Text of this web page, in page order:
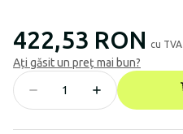
422,53 RON cu TVA
Ați găsit un preț mai bun?